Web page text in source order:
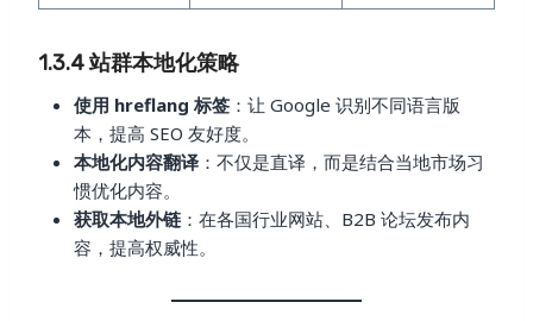
1.3.4 站群本地化策略
使用 hreflang 标签 ：让 Google 识别不同语言版
本，提高 SEO 友好度。
本地化内容翻译 ：不仅是直译，而是结合当地市场习
惯优化内容。
获取本地外链 ：在各国行业网站、B2B 论坛发布内
容，提高权威性。